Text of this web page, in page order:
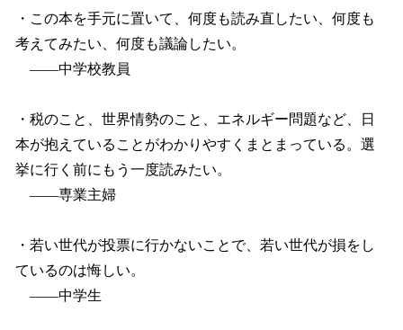
・この本を手元に置いて、何度も読み直したい、何度も
考えてみたい、何度も議論したい。
――中学校教員
・税のこと、世界情勢のこと、エネルギー問題など、日
本が抱えていることがわかりやすくまとまっている。選
挙に行く前にもう一度読みたい。
――専業主婦
・若い世代が投票に行かないことで、若い世代が損をし
ているのは悔しい。
――中学生